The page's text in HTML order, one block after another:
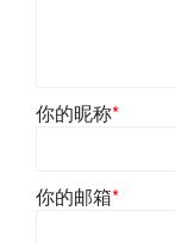
你的昵称*
你的邮箱*